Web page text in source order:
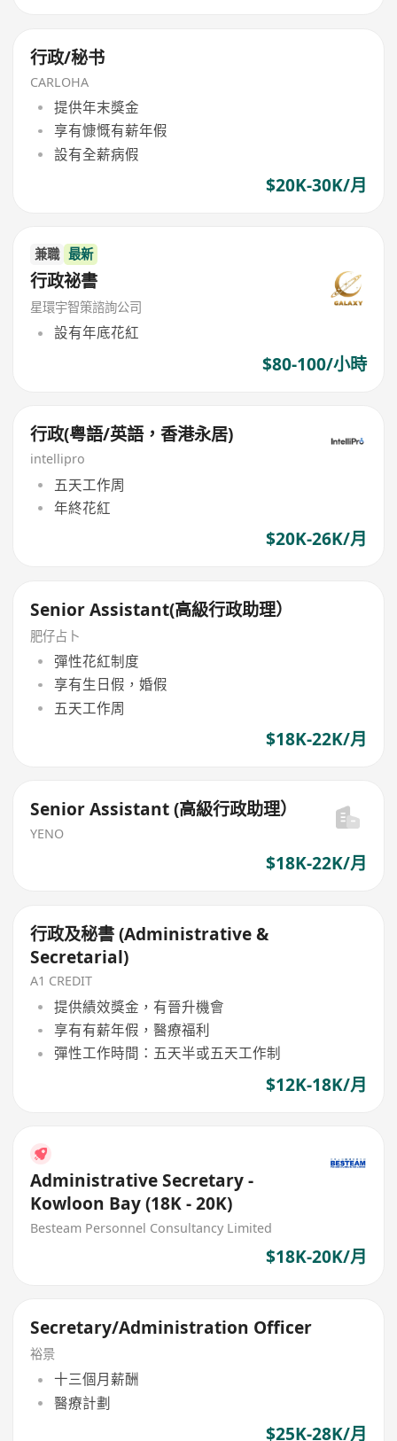
行政/秘书
CARLOHA
提供年末獎金
享有慷慨有薪年假
設有全薪病假
$20K-30K/月
兼職 最新
行政祕書
星環宇智策諮詢公司
設有年底花紅
$80-100/小時
行政(粤語/英語，香港永居)
intellipro
五天工作周
年終花紅
$20K-26K/月
Senior Assistant(高級行政助理）
肥仔占卜
彈性花紅制度
享有生日假，婚假
五天工作周
$18K-22K/月
Senior Assistant (高級行政助理）
YENO
$18K-22K/月
行政及秘書 (Administrative &
Secretarial)
A1 CREDIT
提供績效獎金，有晉升機會
享有有薪年假，醫療福利
彈性工作時間：五天半或五天工作制
$12K-18K/月
Administrative Secretary -
Kowloon Bay (18K - 20K)
Besteam Personnel Consultancy Limited
$18K-20K/月
Secretary/Administration Officer
裕景
十三個月薪酬
醫療計劃
$25K-28K/月